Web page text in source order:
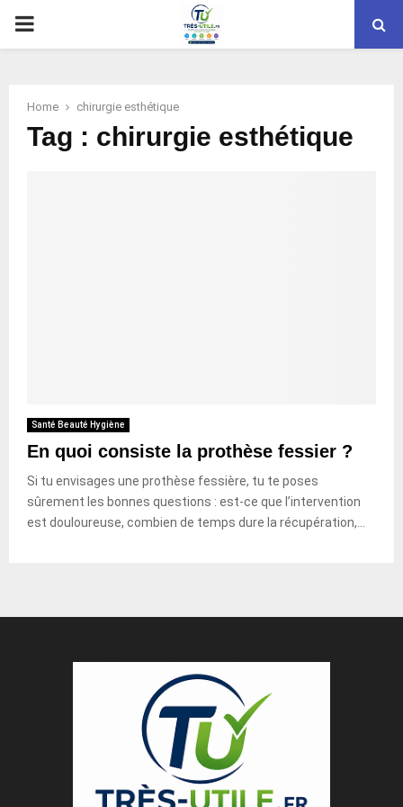
PRIMARY
Home chirurgie esthétique
Tag : chirurgie esthétique
Santé Beauté Hygiène
En quoi consiste la prothèse fessier ?
Si tu envisages une prothèse fessière, tu te poses
sûrement les bonnes questions : est-ce que l’intervention
est douloureuse, combien de temps dure la récupération,...